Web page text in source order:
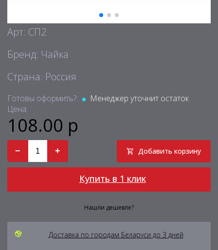
Арт: СП2
Бренд: Чайка
Страна: Россия
Готовы оформить?:
Менеджер уточнит остаток
Цена:
108.00 р
− + Добавить корзину
Купить в 1 клик
Нашли дешевле?
Доставка по городам Беларуси до 3 дней